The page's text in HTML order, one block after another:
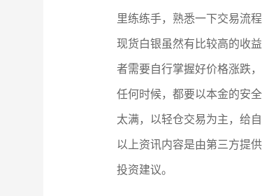
里练练手，熟悉一下交易流
现货白银虽然有比较高的收
者需要自行掌握好价格涨跌
任何时候，都要以本金的安
太满，以轻仓交易为主，给
以上资讯内容是由第三方提
投资建议。